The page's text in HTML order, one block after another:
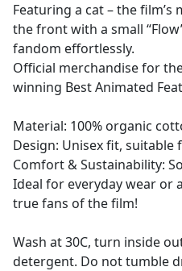
Featuring a cat – the
the front with a small
fandom effortlessly.
Official merchandise for
winning Best Animated
Material: 100% organic
Design: Unisex fit, suitable
Comfort & Sustainability:
Ideal for everyday wear or
true fans of the film!
Wash at 30C, turn inside
detergent. Do not tumble